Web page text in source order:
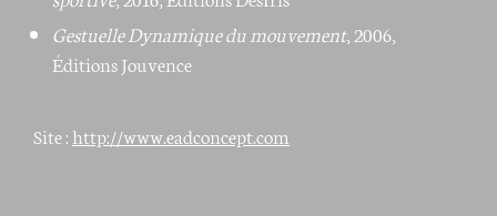
Gestuelle Dynamique du mouvement, 2006,
Éditions Jouvence
Site : http://www.eadconcept.com